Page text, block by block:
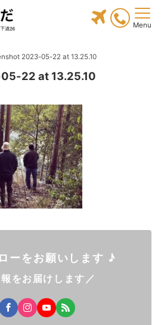
Menu
2023-05-22 at 13.25.10
22 at 13.25.10
ーをお願いします ♪
をお届けします／